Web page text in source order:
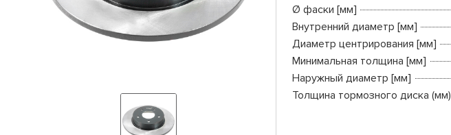
Ø фаски [мм]
Внутренний диаметр [мм]
Диаметр центрирования [мм]
Минимальная толщина [мм]
Наружный диаметр [мм]
Толщина тормозного диска (мм)